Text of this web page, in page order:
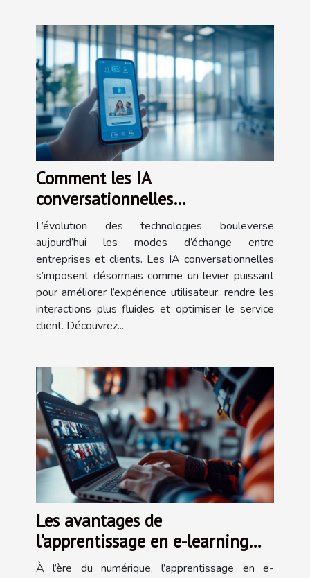
Comment les IA
conversationnelles
transforment-elles l'interaction
client ?
L’évolution des technologies bouleverse
aujourd’hui les modes d’échange entre
entreprises et clients. Les IA conversationnelles
s’imposent désormais comme un levier puissant
pour améliorer l’expérience utilisateur, rendre les
interactions plus fluides et optimiser le service
client. Découvrez...
Les avantages de
l'apprentissage en e-learning
pour les formations sportives
À l’ère du numérique, l’apprentissage en e-